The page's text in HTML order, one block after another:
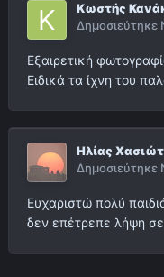
Κωστής
Δημοσιεύτηκε
Εξαιρετική
Ειδικά τα ίχνη του
Ηλίας
Δημοσιεύτηκε
Ευχαριστώ πολύ
δεν επέτρεπε λήψη